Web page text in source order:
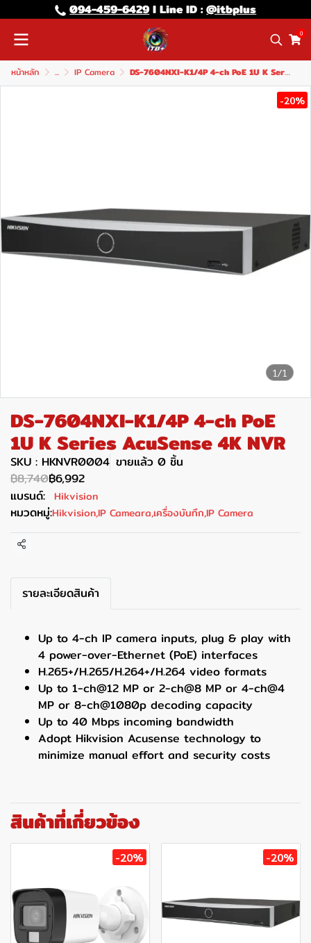
094-459-6429l Line lD :@itbplus
0
หน้าหลัก ... IP Camera DS-7604NXI-K1/4P 4-ch PoE 1U K Series AcuSense 4K NVR
1/1
-20%
DS-7604NXI-K1/4P 4-ch PoE
1U K Series AcuSense 4K NVR
SKU : HKNVR0004 ขายแล้ว 0 ชิ้น
฿8,740฿6,992
แบรนด์: Hikvision
หมวดหมู่:Hikvision,IP Cameara,เครื่องบันทึก,IP Camera
แชร์
รายละเอียดสินค้า
Up to 4-ch IP camera inputs, plug & play with
4 power-over-Ethernet (PoE) interfaces
H.265+/H.265/H.264+/H.264 video formats
Up to 1-ch@12 MP or 2-ch@8 MP or 4-ch@4
MP or 8-ch@1080p decoding capacity
Up to 40 Mbps incoming bandwidth
Adopt Hikvision Acusense technology to
minimize manual effort and security costs
สินค้าที่เกี่ยวข้อง
-20% -20%